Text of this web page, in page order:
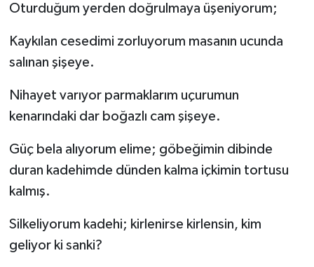
Oturduğum yerden doğrulmaya üşeniyorum;
Kaykılan cesedimi zorluyorum masanın ucunda
salınan şişeye.
Nihayet varıyor parmaklarım uçurumun
kenarındaki dar boğazlı cam şişeye.
Güç bela alıyorum elime; göbeğimin dibinde
duran kadehimde dünden kalma içkimin tortusu
kalmış.
Silkeliyorum kadehi; kirlenirse kirlensin, kim
geliyor ki sanki?